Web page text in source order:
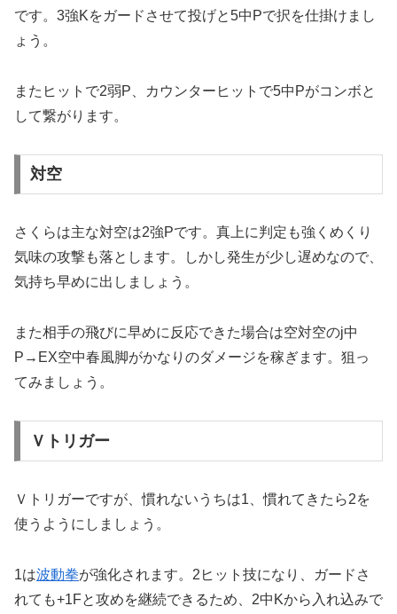
です。3強Kをガードさせて投げと5中Pで択を仕掛けまし
ょう。
またヒットで2弱P、カウンターヒットで5中Pがコンボと
して繋がります。
対空
さくらは主な対空は2強Pです。真上に判定も強くめくり
気味の攻撃も落とします。しかし発生が少し遅めなので、
気持ち早めに出しましょう。
また相手の飛びに早めに反応できた場合は空対空のj中
P→EX空中春風脚がかなりのダメージを稼ぎます。狙っ
てみましょう。
Ｖトリガー
Ｖトリガーですが、慣れないうちは1、慣れてきたら2を
使うようにしましょう。
1は波動拳が強化されます。2ヒット技になり、ガードさ
れても+1Fと攻めを継続できるため、2中Kから入れ込みで